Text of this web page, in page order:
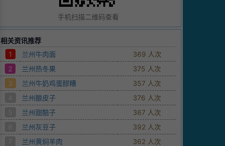
手机扫描二维码查看
相关资讯推荐
1
兰州牛肉面
369 人次
2
兰州热冬果
375 人次
3
兰州牛奶鸡蛋醪糟
357 人次
兰州酿皮子
376 人次
兰州甜醅子
367 人次
兰州灰豆子
392 人次
兰州黄焖羊肉
362 人次